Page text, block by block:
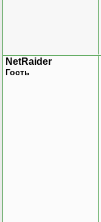
NetRaider
Гость